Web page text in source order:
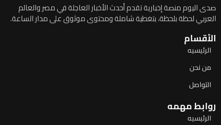
صدى اليوم منصة إخبارية تقدم أحدث الأخبار العاجلة في مصر والعالم
العربي لحظة بلحظة، بتغطية شاملة ومحتوى موثوق على مدار الساعة.
الأقسام
الرئيسيه
من نحن
التواصل
روابط مهمه
الرئيسيه